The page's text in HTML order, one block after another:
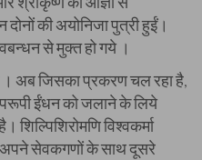
दोनों की अयोनिजा पुत्री हुईं।
से मुक्त हो गये ।
। अब जिसका प्रकरण चल रहा है,
ईंधन को जलाने के लिये
विश्वकर्मा
सेवकगणों के साथ दूसरे